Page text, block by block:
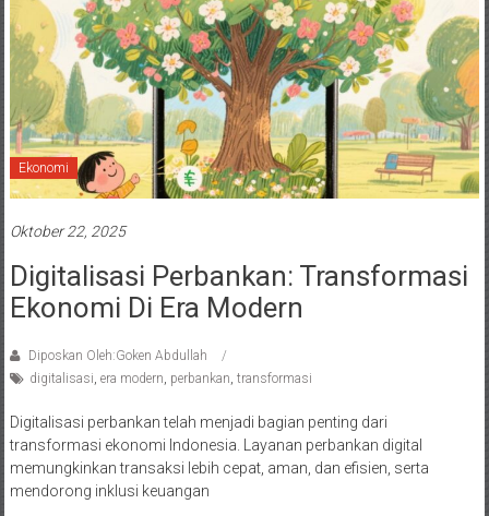
Ekonomi
Oktober 22, 2025
Digitalisasi Perbankan: Transformasi
Ekonomi Di Era Modern
Diposkan Oleh:Goken Abdullah
digitalisasi era modern perbankan transformasi
Digitalisasi perbankan telah menjadi bagian penting dari
transformasi ekonomi Indonesia. Layanan perbankan digital
memungkinkan transaksi lebih cepat, aman, dan efisien, serta
mendorong inklusi keuangan